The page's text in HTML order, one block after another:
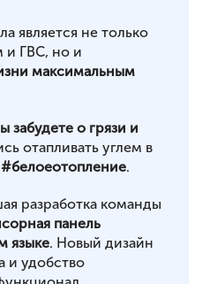
является не только
и ГВС, но и
максимальным
забудете о грязи и
отапливать углем в
#белоеотопление.
разработка команды
панель
языке. Новый дизайн
и удобство